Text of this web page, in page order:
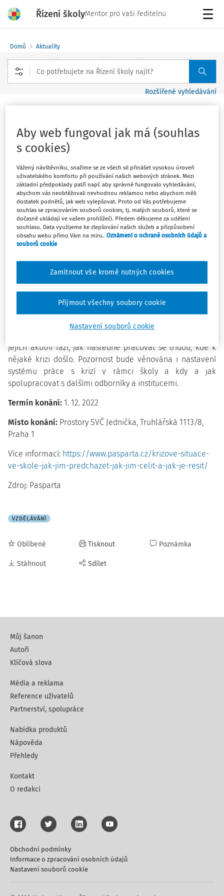
Řízení školyMentor pro vaši ředitelnu
Domů Aktuality
Rozšířené vyhledávání
předcházet, jak jim čelit a jak je řešit
Vydáno:14. 11. 2022
Zdroj:Pasparta
Psychické potíže mezi žáky základních a středních škol
nejsou dnes ničím výjimečným. Řada z nich se potýká s
problémy v osobním či rodinném životě. Uplynulé dva
roky v souvislosti s pandemií covid-19 či válkou na
Ukrajině psychické pohodě napříč společností také
nepřispěly. Tyto obtíže či jen určitá nepohoda se mohou
projevit i během školního vyučování, kde si s jejich
projevy pedagogové, asistenti pedagoga a další
zúčastnění pracovníci musí poradit.
jak s těmito jevy pracovat v různých fázích a na různých
jejich akutní fázi, jak následně pracovat se třídou, kde k
nějaké krizi došlo. Pozornost bude věnována i nastavení
systému práce s krizí v rámci školy a kdy a jak
spolupracovat s dalšími odborníky a institucemi.
Termín konání: 1. 12. 2022
Místo konání: Prostory SVČ Jednička, Truhlářská 1113/8,
Praha 1
Více informací: https://www.pasparta.cz/krizove-situace-
ve-skole-jak-jim-predchazet-jak-jim-celit-a-jak-je-resit/
Zdroj: Pasparta
VZDĚLÁVÁNÍ
Oblíbené
Stáhnout
Tisknout
Sdílet
Poznámka
Můj šanon
Autoři
Klíčová slova
Média a reklama
Reference uživatelů
Partnerství, spolupráce
Nabídka produktů
Nápověda
Přehledy
Kontakt
O redakci
Obchodní podmínky
Informace o zpracování osobních údajů
Nastavení souborů cookie
Aby web fungoval jak má (souhlas
s cookies)
Vážený návštěvníku, snažíme se ze všech sil přinášet vysokou úroveň
uživatelského komfortu při používání našich webových stránek. Mezi
základní předpoklady patří např. aby správně fungovalo vyhledávání,
abychom vás neobtěžovali nevhodnou reklamou nebo abychom měli
dostatek podnětů, jak web vylepšovat. Proto od Vás potřebujeme
souhlas se zpracováním souborů cookies, tj. malých souborů, které se
dočasně ukládají ve vašem prohlížeči. Předem děkujeme za udělení
souhlasu. Data využijeme ke zlepšování našich služeb a přizpůsobení
obsahu webu přímo Vám na míru. Oznámení o ochraně osobních údajů a
souborů cookie
Nastavení souborů cookie
Zamítnout vše kromě nutných cookies
Přijmout všechny soubory cookie